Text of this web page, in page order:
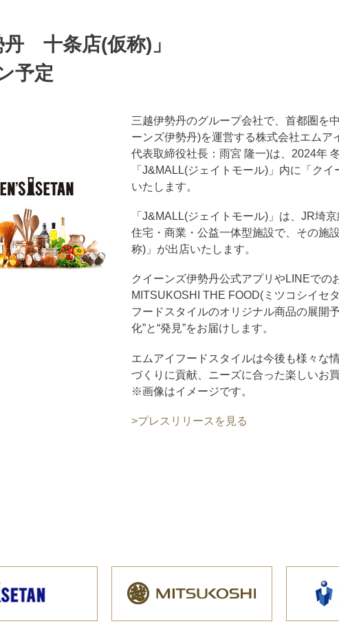
丹 十条店(仮称)」
予定
三越伊勢丹のグループ会社で、首都圏を
ーンズ伊勢丹)を運営する株式会社エムア
代表取締役社長：雨宮 隆一)は、2024年
「J&MALL(ジェイトモール)」内に「ク
いたします。
「J&MALL(ジェイトモール)」は、JR埼
住宅・商業・公益一体型施設で、その施
称)」が出店いたします。
クイーンズ伊勢丹公式アプリやLINEでの
MITSUKOSHI THE FOOD(ミツコシイ
フードスタイルのオリジナル商品の展開
化”と“発見”をお届けします。
エムアイフードスタイルは今後も様々な
づくりに貢献、ニーズに合った楽しいお
※画像はイメージです。
>プレスリリースを見る